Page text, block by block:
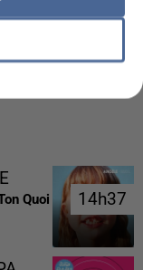
PAR UNE
Quoi 14h37
14h37